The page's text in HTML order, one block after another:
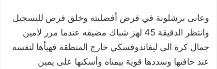
وعانى برشلونة في فرض أفضليته وخلق فرص للتسجيل
وانتظر الدقيقة 45 لهز شباك مضيفه عندما مرر لامين
جمال كرة الى ليفاندوفسكي خارج المنطقة فهيأها لنفسه
عند حافتها وسددها قوية بيمناه وأسكنها على يمين